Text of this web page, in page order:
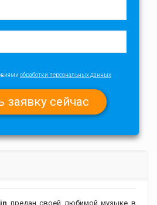
обработки персональных данных
предан своей любимой музыке в